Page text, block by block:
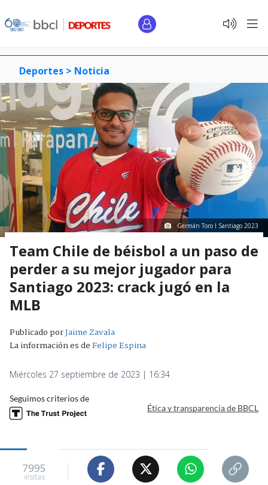
Deportes > Noticia
Germán Toro I Santiago 2023
Team Chile de béisbol a un paso de
perder a su mejor jugador para
Santiago 2023: crack jugó en la
MLB
Publicado porJaime Zavala
La información es deFelipe Espina
Miércoles 27 septiembre de 2023 | 16:34
Seguimos criterios de
Ética y transparencia de BBCL
7995
visitas